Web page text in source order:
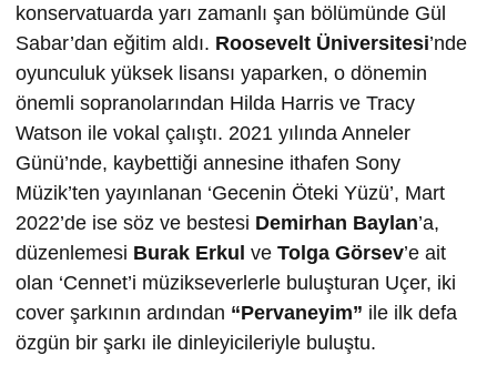
konservatuarda yarı zamanlı şan bölümünde Gül
Sabar’dan eğitim aldı. Roosevelt Üniversitesi’nde
oyunculuk yüksek lisansı yaparken, o dönemin
önemli sopranolarından Hilda Harris ve Tracy
Watson ile vokal çalıştı. 2021 yılında Anneler
Günü’nde, kaybettiği annesine ithafen Sony
Müzik’ten yayınlanan ‘Gecenin Öteki Yüzü’, Mart
2022’de ise söz ve bestesi Demirhan Baylan’a,
düzenlemesi Burak Erkul ve Tolga Görsev’e ait
olan ‘Cennet’i müzikseverlerle buluşturan Uçer, iki
cover şarkının ardından “Pervaneyim” ile ilk defa
özgün bir şarkı ile dinleyicileriyle buluştu.